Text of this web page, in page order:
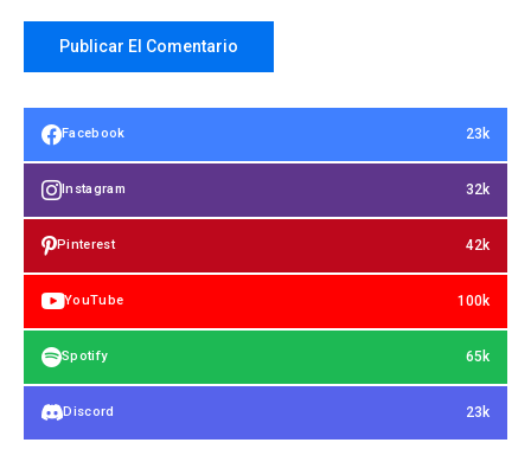
Facebook 23k
Instagram 32k
Pinterest 42k
YouTube 100k
Spotify 65k
Discord 23k